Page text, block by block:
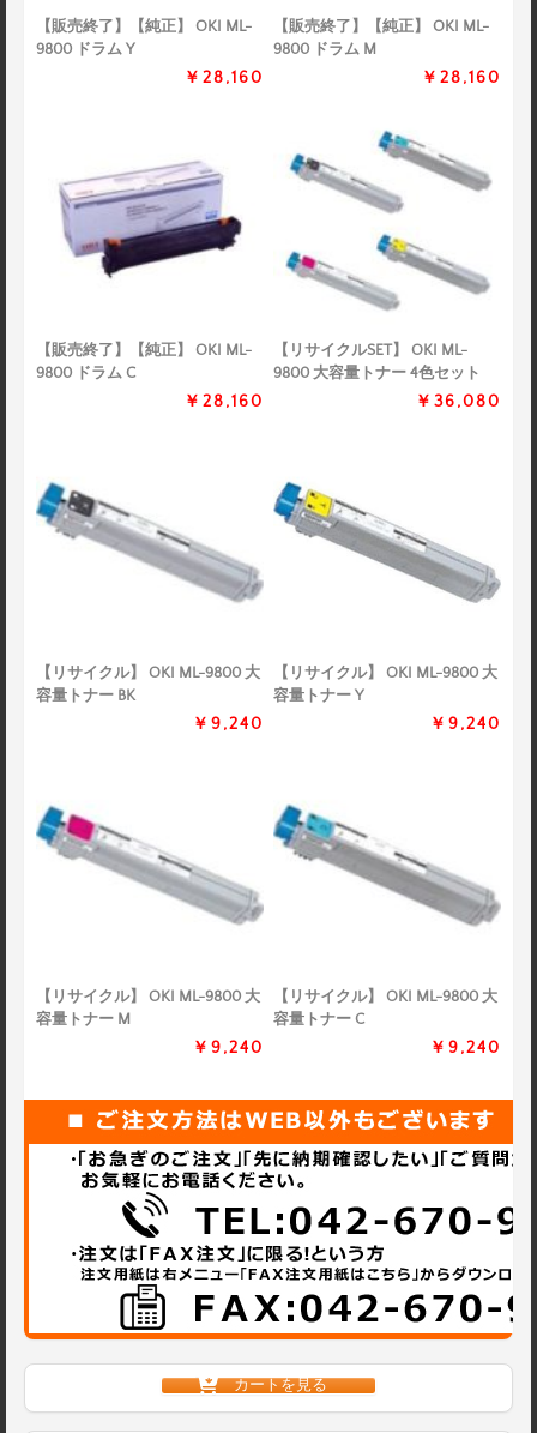
【販売終了】【純正】 OKI ML-
9800 ドラム Y
￥28,160
【販売終了】【純正】 OKI ML-
9800 ドラム M
￥28,160
【販売終了】【純正】 OKI ML-
9800 ドラム C
￥28,160
【リサイクルSET】 OKI ML-
9800 大容量トナー 4色セット
￥36,080
【リサイクル】 OKI ML-9800 大
容量トナー BK
￥9,240
【リサイクル】 OKI ML-9800 大
容量トナー Y
￥9,240
【リサイクル】 OKI ML-9800 大
容量トナー M
￥9,240
【リサイクル】 OKI ML-9800 大
容量トナー C
￥9,240
カートを見る